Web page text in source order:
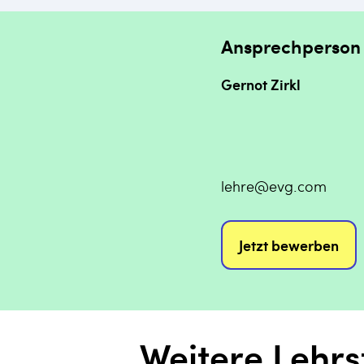
Ansprechperson
Gernot Zirkl
lehre@evg.com
Jetzt bewerben